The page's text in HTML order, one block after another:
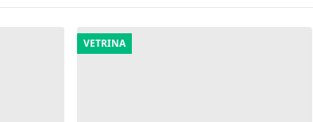
VETRINA